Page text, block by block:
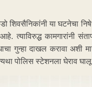
शिवसैनिकांनी या घटनेचा
कामगारांनी
गुन्हा दाखल करावा अशी
पोलिस स्टेशनला घेराव